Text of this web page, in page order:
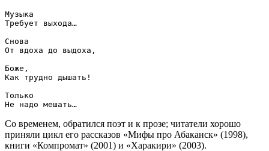
Музыка
Требует выхода…
Снова
От вдоха до выдоха,
Боже,
Как трудно дышать!
Только
Со временем, обратился поэт и к прозе; читатели хорошо
приняли цикл его рассказов «Мифы про Абаканск» (1998),
книги «Компромат» (2001) и «Харакири» (2003).